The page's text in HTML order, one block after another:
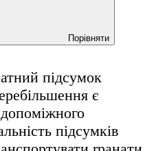
Порівняти
підсумок
є
підсумків